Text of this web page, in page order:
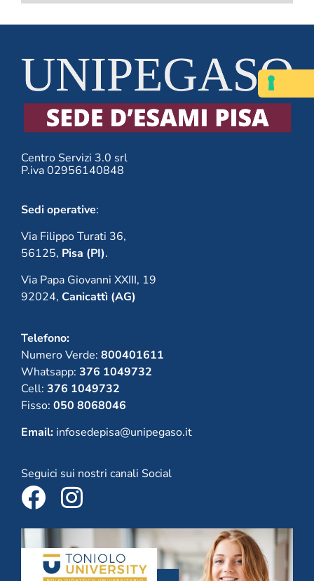
Centro Servizi 3.0 srl
P.iva 02956140848
Sedi operative:
Via Filippo Turati 36,
56125, Pisa (PI).
Via Papa Giovanni XXIII, 19
92024, Canicattì (AG)
Telefono:
Numero Verde: 800401611
Whatsapp: 376 1049732
Cell: 376 1049732
Fisso: 050 8068046
Email: infosedepisa@unipegaso.it
Seguici sui nostri canali Social